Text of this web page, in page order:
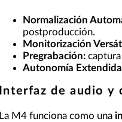
Normalización
postproducción.
Monitorización
Pregrabación:captura
Autonomía
Interfaz de audio
La M4 funciona como una